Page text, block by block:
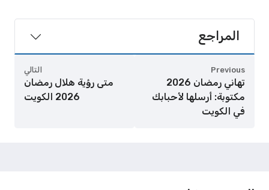
المراجع
Previous
تهاني رمضان 2026
مكتوبة: أرسلها لأحبابك
في الكويت
التالي
متى رؤية هلال رمضان
2026 الكويت